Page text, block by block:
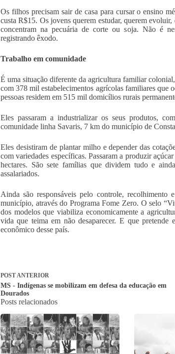
Os filhos precisam sair de casa para cursar o ensino
custa R$15. Os jovens querem estudar, querem
concentram na pecuária de corte ou soja. Não é
registrando êxodo.
Trabalho em comunidade
É uma situação diferente da agricultura familiar
com 378 mil estabelecimentos agrícolas familiares que
pessoas residem em 515 mil domicílios rurais
Eles passaram a industrializar os seus produtos,
comunidade linha Savaris, 7 km do município de
Eles desistiram de plantar milho e depender das
com variedades específicas. Passaram a produzir
hectares. São sete famílias que dividem tudo e
assalariados.
Ainda são responsáveis pelo controle, recolhimento
município, através do Programa Fome Zero. O selo
dos modelos que viabiliza economicamente a
vida que teima em não desaparecer. E que pretende
econômico desse país.
POSTANTERIOR
MS - Indígenas se mobilizam em defesa da educação em
Dourados
Posts relacionados